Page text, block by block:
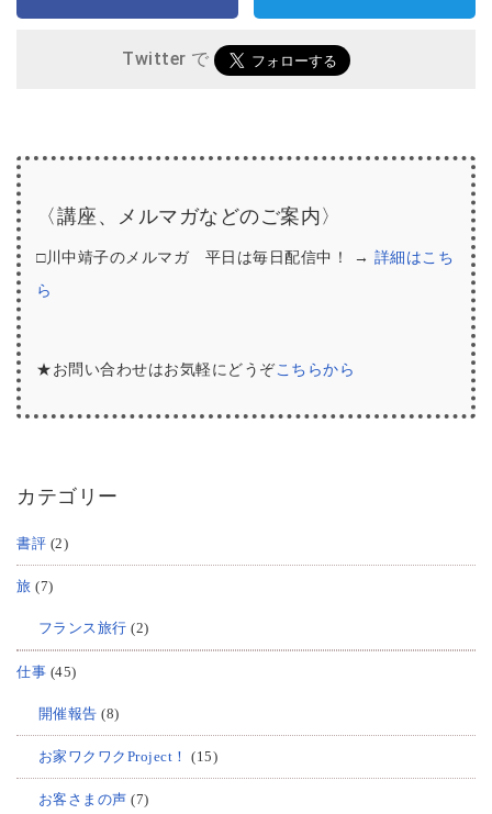
Twitter で
〈講座、メルマガなどのご案内〉
□川中靖子のメルマガ 平日は毎日配信中！ → 詳細はこち
ら
★お問い合わせはお気軽にどうぞこちらから
カテゴリー
書評 (2)
旅 (7)
フランス旅行 (2)
仕事 (45)
開催報告 (8)
お家ワクワクProject！ (15)
お客さまの声 (7)